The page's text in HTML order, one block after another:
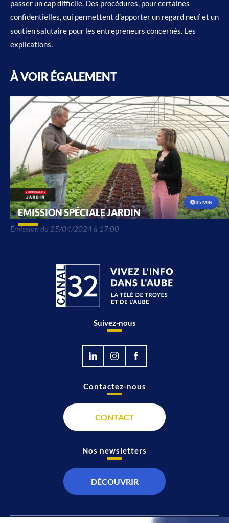
passer un cap difficile. Des procédures, pour certaines
confidentielles, qui permettent d’apporter un regard neuf et un
soutien salutaire pour les entrepreneurs concernés. Les
explications.
À VOIR ÉGALEMENT
35 MIN
EMISSION SPÉCIALE JARDIN
Émission du 25/04/2024 à 17:00
Suivez-nous
Contactez-nous
CONTACT
Nos newsletters
DÉCOUVRIR